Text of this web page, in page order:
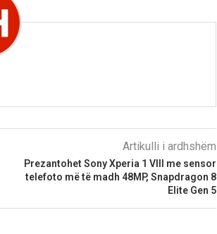
Artikulli i ardhshëm
Prezantohet Sony Xperia 1 VIII me sensor
telefoto më të madh 48MP, Snapdragon 8
Elite Gen 5